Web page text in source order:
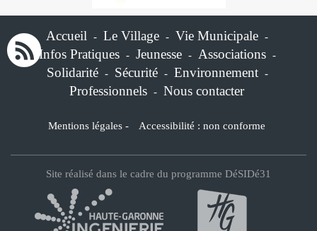
Accueil - Le Village - Vie Municipale -
Infos Pratiques - Jeunesse - Associations -
Solidarité - Sécurité - Environnement -
Professionnels - Nous contacter
Mentions légales - Accessibilité : non conforme
Site réalisé dans le cadre du programme DéSIDé31